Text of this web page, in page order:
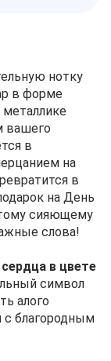
нотку
в форме
вашего
в
на
в
на День
сияющему
слова!
в цвете
символ
алого
с благородным